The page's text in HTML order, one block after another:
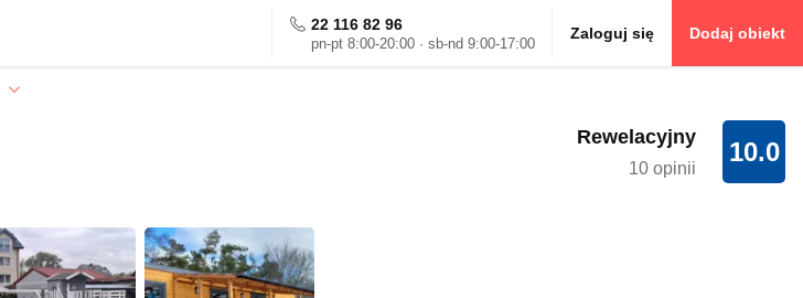
22 116 82 96
pn-pt 8:00-20:00 · sb-nd 9:00-17:00
Zaloguj się Dodaj obiekt
10.0
Rewelacyjny
10 opinii